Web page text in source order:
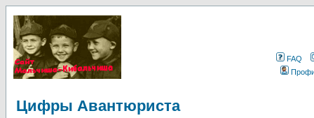
FAQ
Цифры Авантюриста